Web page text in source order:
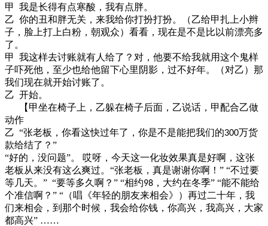
甲
我是长得有点寒酸，我有点胖。
乙 你的丑和胖无关，来我给你打扮打扮。（乙给甲扎上小辫
子，脸上打上白粉，朝观众）看看，现在是不是比以前漂亮多
了。
甲
我这样去讨账就有人给了？对，他要不给我就用这个鬼样
子吓死他，至少也给他留下心里阴影，过不好年。（对乙）那
我们现在就开始讨账了。
乙 开始。
【甲坐在椅子上，乙躲在椅子后面，乙说话，甲配合乙做
动作
乙 “张老板，你看这快过年了，你是不是能把我们的300万货
款给结了？”
“好的，没问题”。 哎呀，今天这一化妆效果真是好啊，这张
老板从来没有这么爽过。“张老板，真是谢谢你啊！” “不过要
等几天。” “要等多久啊？” “相约98 ，大约在冬季” “能不能给
个准信啊？” “（唱《年轻的朋友来相会》）再过二十年，我
们来相会，到那个时候，我会给你钱，你高兴，我高兴，大家
都高兴” ……